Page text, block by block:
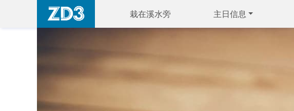
栽在溪水旁 主日信息